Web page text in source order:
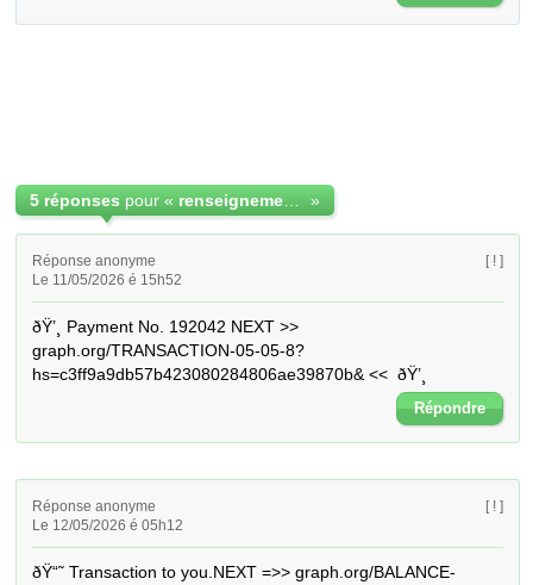
5 réponses pour « »
Réponse anonyme
Le 11/05/2026 é 15h52
[ ! ]
ðŸ’¸ Payment No. 192042 NEXT >>
graph.org/TRANSACTION-05-05-8?
hs=c3ff9a9db57b423080284806ae39870b& <<  ðŸ’¸
Répondre
Réponse anonyme
Le 12/05/2026 é 05h12
[ ! ]
ðŸ“˜ Transaction to you.NEXT =>> graph.org/BALANCE-